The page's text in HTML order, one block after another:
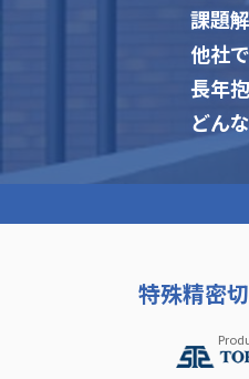
課題
他社
長年
どん
特殊精密